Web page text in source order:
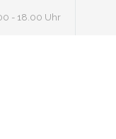
- 18.00 Uhr